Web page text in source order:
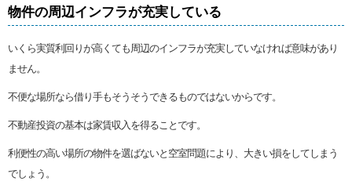
物件の周辺インフラが充実している
いくら実質利回りが高くても周辺のインフラが充実していなければ意味があり
ません。
不便な場所なら借り手もそうそうできるものではないからです。
不動産投資の基本は家賃収入を得ることです。
利便性の高い場所の物件を選ばないと空室問題により、大きい損をしてしまう
でしょう。